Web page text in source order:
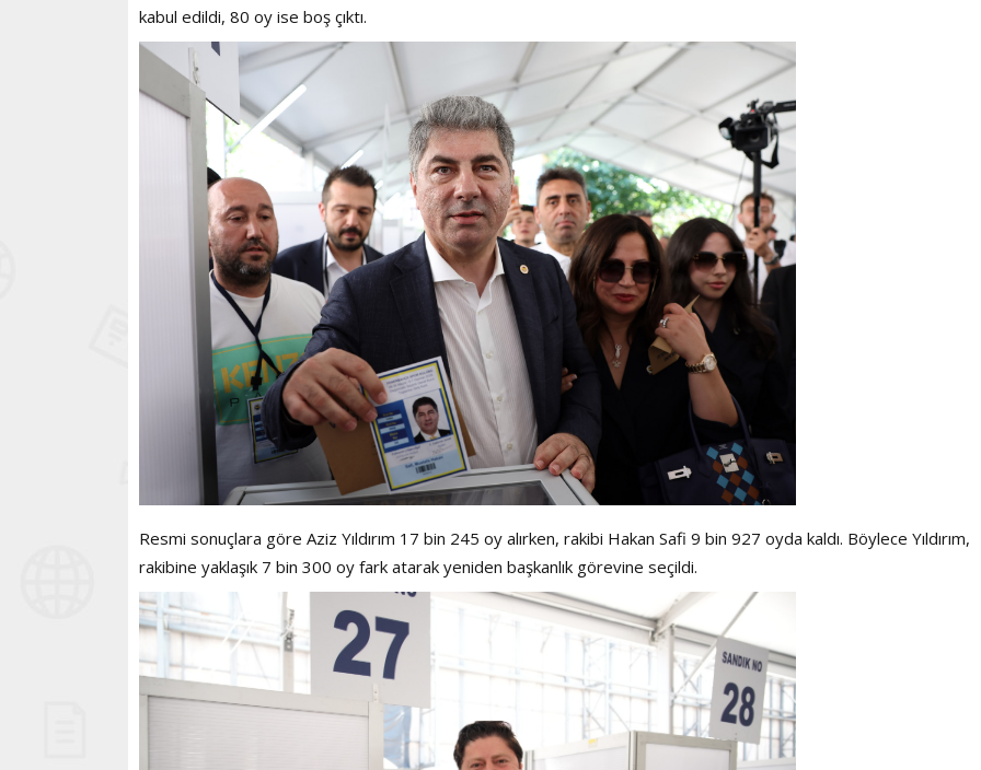
kabul edildi, 80 oy ise boş çıktı.
Resmi sonuçlara göre Aziz Yıldırım 17 bin 245 oy alırken, rakibi Hakan Safi 9 bin 927 oyda kaldı. Böylece Yıldırım,
rakibine yaklaşık 7 bin 300 oy fark atarak yeniden başkanlık görevine seçildi.